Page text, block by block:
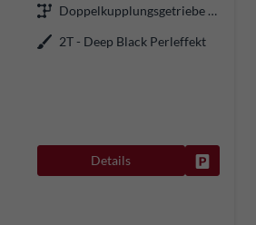
Doppelkupplungsgetriebe (DSG)
2T - Deep Black Perleffekt
Details